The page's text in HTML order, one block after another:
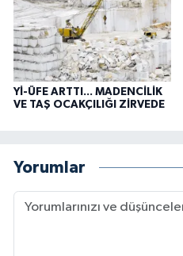
Yİ-ÜFE ARTTI... MADENCİLİK
VE TAŞ OCAKÇILIĞI ZİRVEDE
Yorumlar